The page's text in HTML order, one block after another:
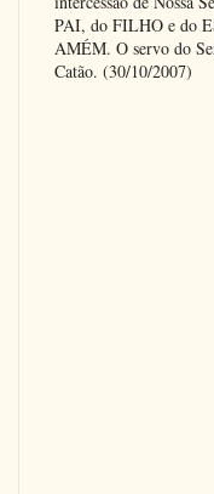
PAI, do FILHO e do
AMÉM. O servo do
Catão. (30/10/2007)